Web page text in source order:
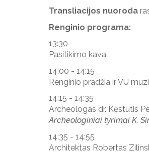
Transliacijos nuoroda
Renginio programa:
13:30
Pasitikimo kava
14:00 - 14:15
Renginio pradžia ir VU
14:15 - 14:35
Archeologas dr. Kęstutis
Archeologiniai tyrimai K.
14:35 - 14:55
Architektas Robertas